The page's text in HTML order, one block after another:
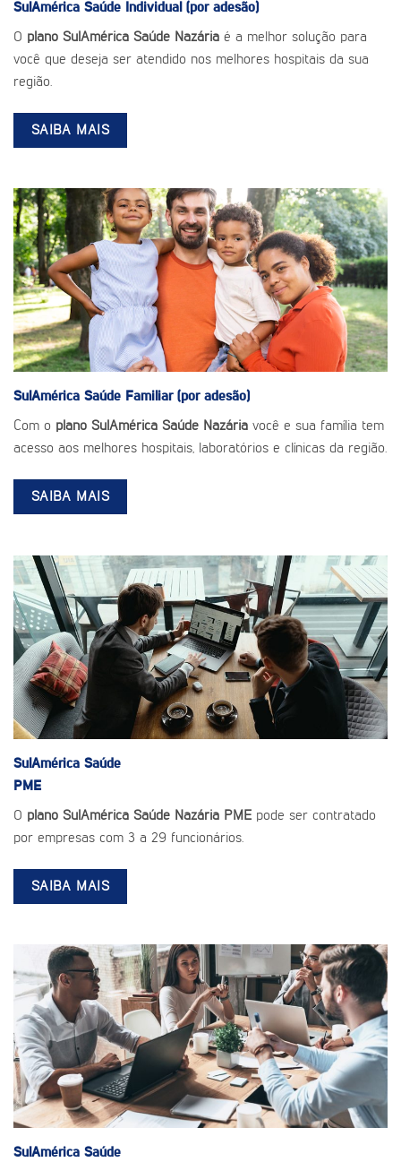
SulAmérica Saúde Individual (por adesão)
O plano SulAmérica Saúde Nazária é a melhor solução para
você que deseja ser atendido nos melhores hospitais da sua
região.
SAIBA MAIS
SulAmérica Saúde Familiar (por adesão)
Com o plano SulAmérica Saúde Nazária você e sua família tem
acesso aos melhores hospitais, laboratórios e clínicas da região.
SAIBA MAIS
SulAmérica Saúde
PME
O plano SulAmérica Saúde Nazária PME pode ser contratado
por empresas com 3 a 29 funcionários.
SAIBA MAIS
SulAmérica Saúde